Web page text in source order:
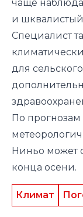
чаще
и шквалистый
Специалист
для
По
Ниньо может
конца осени.
Климат